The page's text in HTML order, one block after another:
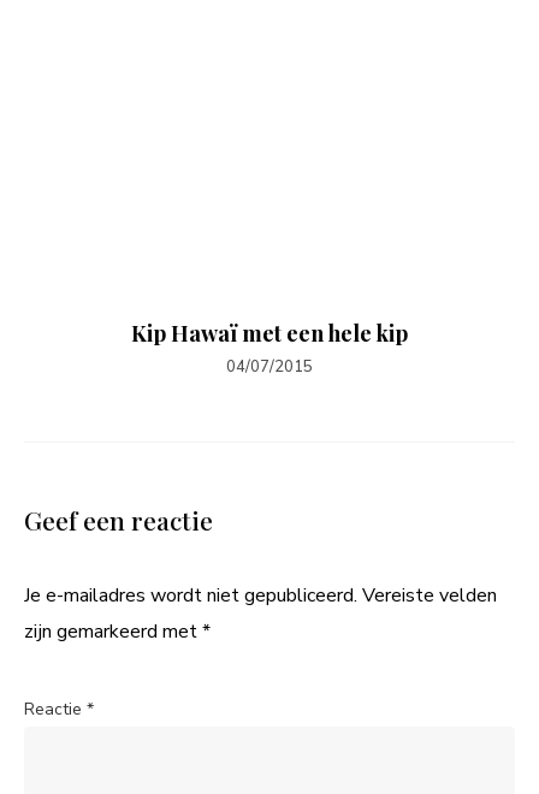
Kip Hawaï met een hele kip
04/07/2015
Geef een reactie
Je e-mailadres wordt niet gepubliceerd. Vereiste velden
zijn gemarkeerd met*
Reactie *